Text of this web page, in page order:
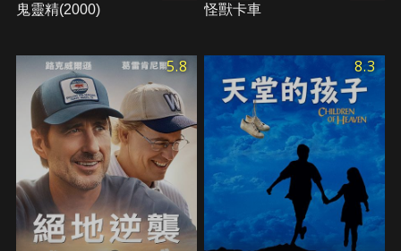
鬼靈精(2000) 怪獸卡車
5.8 8.3